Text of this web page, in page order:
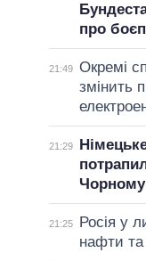
про
21:49 Окремі
змінить
21:29
Чорному
21:25
Росія у
нафти та